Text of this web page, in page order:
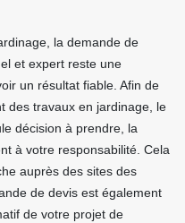
la demande de
et expert reste une
un résultat fiable. Afin de
des travaux en jardinage, le
décision à prendre, la
à votre responsabilité. Cela
auprès des sites des
de devis est également
de votre projet de